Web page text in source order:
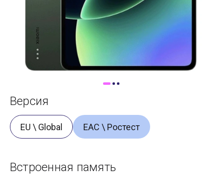
Самовывоз
Версия
EU \ Global ЕАС \ Ростест
Встроенная память